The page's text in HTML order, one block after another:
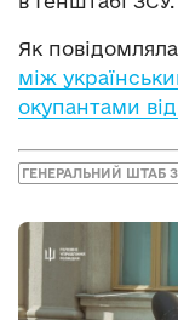
Як
між
окупантами
ГЕНЕРАЛЬНИЙ ШТАБ